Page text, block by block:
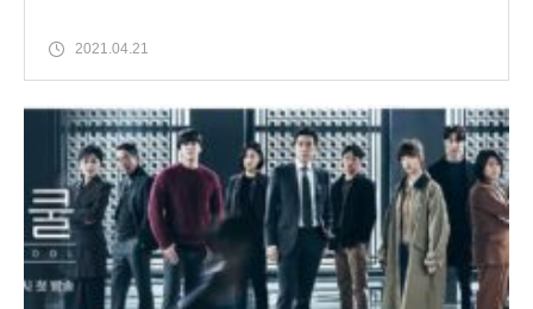
2021.04.21